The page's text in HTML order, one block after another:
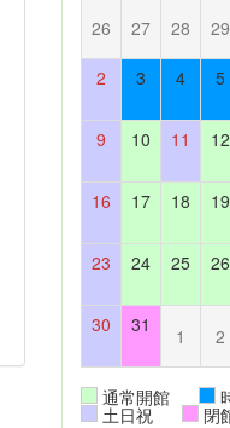
26 27 28 29
2 3 4 5
9 10 11 12
16 17 18 19
23 24 25 26
30 31 1 2
通常開館
土日祝 閉